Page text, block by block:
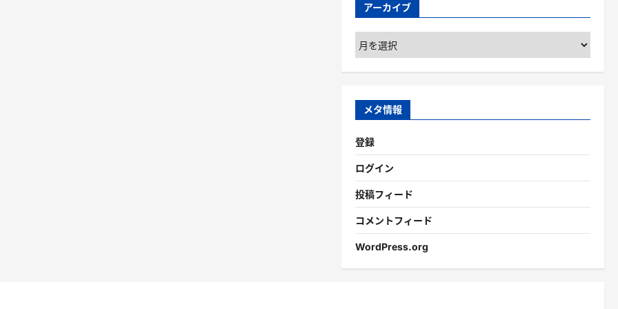
アーカイブ
ア
ー
カ
ブ
メタ情報
登録
ログイン
投稿フィード
コメントフィード
WordPress.org